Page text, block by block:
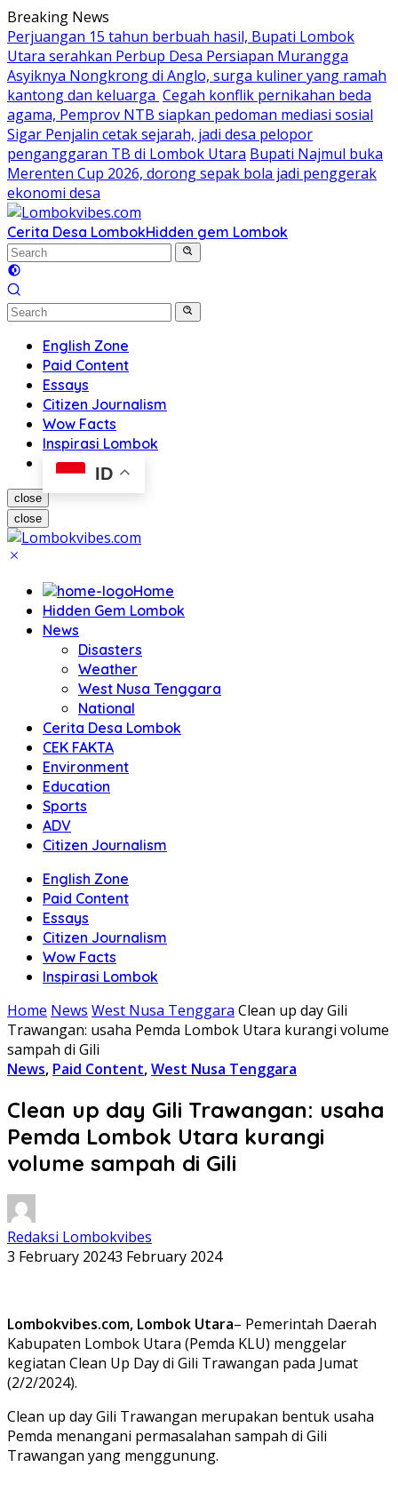
Skip
to
content
Breaking News
Perjuangan 15 tahun berbuah hasil, Bupati Lombok
Utara serahkan Perbup Desa Persiapan Murangga
Asyiknya Nongkrong di Anglo, surga kuliner yang ramah
kantong dan keluarga Cegah konflik pernikahan beda
agama, Pemprov NTB siapkan pedoman mediasi sosial
Sigar Penjalin cetak sejarah, jadi desa pelopor
penganggaran TB di Lombok Utara Bupati Najmul buka
Merenten Cup 2026, dorong sepak bola jadi penggerak
ekonomi desa
Cerita Desa LombokHidden gem Lombok
English Zone
Paid Content
Essays
Citizen Journalism
Wow Facts
Inspirasi Lombok
ID
close
close
Home
Hidden Gem Lombok
News
Disasters
Weather
West Nusa Tenggara
National
Cerita Desa Lombok
CEK FAKTA
Environment
Education
Sports
ADV
Citizen Journalism
English Zone
Paid Content
Essays
Citizen Journalism
Wow Facts
Inspirasi Lombok
Home News West Nusa Tenggara Clean up day Gili
Trawangan: usaha Pemda Lombok Utara kurangi volume
sampah di Gili
News, Paid Content,West Nusa Tenggara
Clean up day Gili Trawangan: usaha
Pemda Lombok Utara kurangi
volume sampah di Gili
Redaksi Lombokvibes
3 February 20243 February 2024
Lombokvibes.com, Lombok Utara– Pemerintah Daerah
Kabupaten Lombok Utara (Pemda KLU) menggelar
kegiatan Clean Up Day di Gili Trawangan pada Jumat
(2/2/2024).
Clean up day Gili Trawangan merupakan bentuk usaha
Pemda menangani permasalahan sampah di Gili
Trawangan yang menggunung.